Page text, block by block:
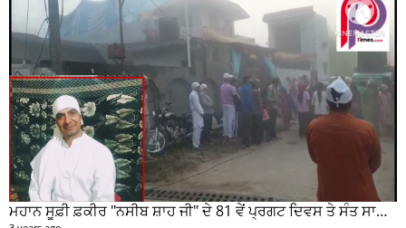
ਮਹਾਨ ਸੂਫ਼ੀ ਫ਼ਕੀਰ "ਨਸੀਬ ਸ਼ਾਹ ਜੀ" ਦੇ 81 ਵੇਂ ਪ੍ਰਗਟ ਦਿਵਸ ਤੇ ਸੰਤ ਸਾਹਿਬ ਜੋਤ ਸਿੰਘ ਜੀ ਮਹਾਰਾਜ ਦੇ ਸੁਣੋ ਵਿਚਾਰ